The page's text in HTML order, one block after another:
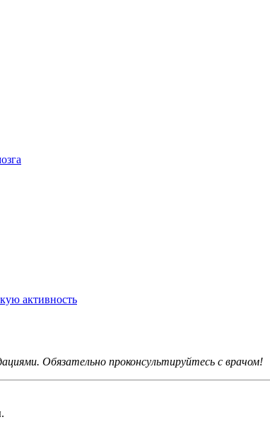
активность
Обязательно проконсультируйтесь с врачом!